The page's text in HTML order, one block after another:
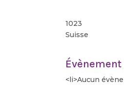
1023
Suisse
<li>Aucun